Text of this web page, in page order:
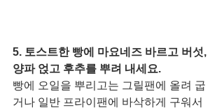
5. 토스트한 빵에 마요네즈 바르고 버섯,
양파 얹고 후추를 뿌려 내세요.
빵에 오일을 뿌리고는 그릴팬에 올려 굽
거나 일반 프라이팬에 바삭하게 구워서